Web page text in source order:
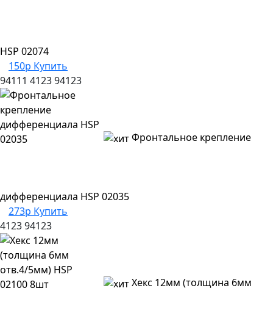
HSP 02074
150р Купить
94111 412394123
Фронтальное крепление
дифференциала HSP 02035
273р Купить
412394123
Хекс 12мм (толщина 6мм